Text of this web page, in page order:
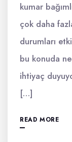
kumar
çok daha
durumları
bu konuda
ihtiyaç
[…]
READ MORE